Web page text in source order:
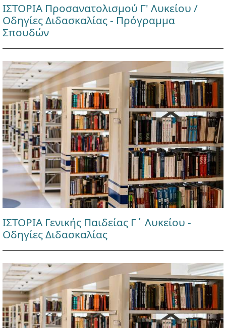
ΙΣΤΟΡΙΑ Προσανατολισμού Γ' Λυκείου /
Οδηγίες Διδασκαλίας - Πρόγραμμα
Σπουδών
ΙΣΤΟΡΙΑ Γενικής Παιδείας Γ΄ Λυκείου -
Οδηγίες Διδασκαλίας